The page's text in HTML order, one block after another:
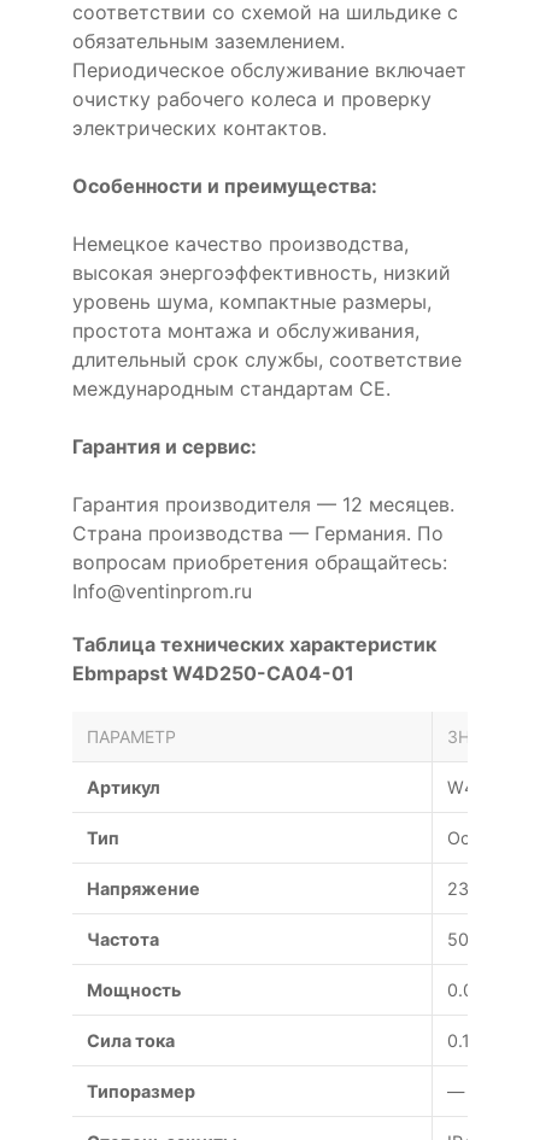
соответствии со схемой на шильдике с
обязательным заземлением.
Периодическое обслуживание включает
очистку рабочего колеса и проверку
электрических контактов.
Особенности и преимущества:
Немецкое качество производства,
высокая энергоэффективность, низкий
уровень шума, компактные размеры,
простота монтажа и обслуживания,
длительный срок службы, соответствие
международным стандартам CE.
Гарантия и сервис:
Гарантия производителя — 12 месяцев.
Страна производства — Германия. По
вопросам приобретения обращайтесь:
Info@ventinprom.ru
Таблица технических характеристик
Ebmpapst W4D250-CA04-01
ПАРАМЕТР ЗНАЧЕНИЕ
Артикул W4D250-
Тип Осевой
Напряжение 230 В
Частота 50 Гц
Мощность 0.03 Вт
Сила тока 0.16 А
Типоразмер — мм